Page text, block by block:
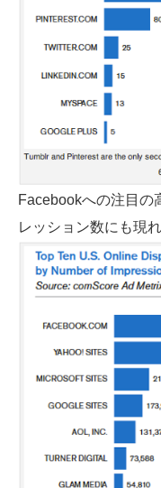
Facebookへの注目の
レッション数にも現